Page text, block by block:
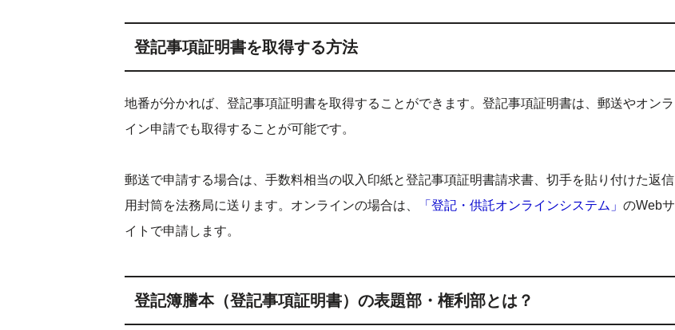
登記事項証明書を取得する方法
地番が分かれば、登記事項証明書を取得することができます。登記事項証明書は、郵送やオンラ
イン申請でも取得することが可能です。
郵送で申請する場合は、手数料相当の収入印紙と登記事項証明書請求書、切手を貼り付けた返信
用封筒を法務局に送ります。オンラインの場合は、
「登記・供託オンラインシステム」 のWebサ
イトで申請します。
登記簿謄本（登記事項証明書）の表題部・権利部とは？